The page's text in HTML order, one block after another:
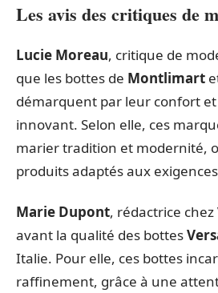
Les avis des critiques de
Lucie Moreau, critique de
que les bottes de Montlimart
démarquent par leur confort
innovant. Selon elle, ces
marier tradition et modernité,
produits adaptés aux
Marie Dupont, rédactrice
avant la qualité des bottes
Italie. Pour elle, ces bottes
raffinement, grâce à une